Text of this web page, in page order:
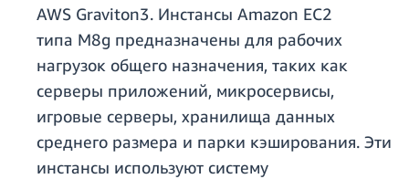
AWS Graviton3. Инстансы Amazon EC2
типа M8g предназначены для рабочих
нагрузок общего назначения, таких как
серверы приложений, микросервисы,
игровые серверы, хранилища данных
среднего размера и парки кэширования. Эти
инстансы используют систему